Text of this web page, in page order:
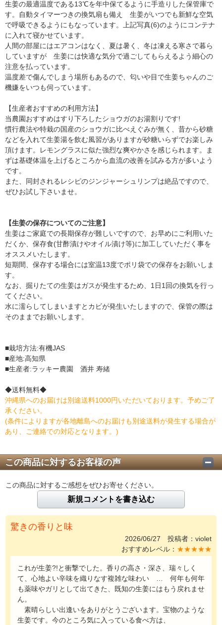
生姜の最適温度である13℃を年中保てるように手造りした保管庫で
す。自動タイマーつきの換気扇も備え 生姜がいつでも新鮮な空気
で呼吸できるようにもなっています。上記写真(6)のようにコンテナ
に入れて寝かせています。
人間の部屋にはエアコンはなく、夏は暑く、冬は凍える寒さで暮ら
していますが 生姜には快適な気分で過ごしてもらえるよう細心の
注意を払っています。
温度差で傷んでしまう場所もあるので、匂いや目で生姜ちゃんのご
機嫌をいつも伺っています。
【生産者おすすめの利用方法】
当農園おすすめはすり下ろしたショウガのお湯割りです!
慣行農法や特栽の国産のショウガに比べえぐみが無く、昔から砂糖
などを入れて生姜湯を飲む風習がありますが砂糖いらずでお楽しみ
頂けます。レモングラスに似た強烈な爽やかさを感じられます。ま
ずは基礎体温を上げるところから血流の改善を試みる方が多いよう
です。
また、同封されるレシピのジンジャーシュリンプは絶品ですので、
ぜひお試し下さいませ。
【生姜の保存についてのご注意】
生姜はご家庭での長期保存が難しいですので、お早めにご利用いた
だくか、保存食(甘酢漬けやオイル漬け等)に加工していただく事を
オススメいたします。
短期間、保存する場合には室温13度でポリ袋での保存をお願いしま
す。
なお、掘りたての生姜はガスが発生するため、1日1回の換気を行っ
てください。
水に濡らしてしまいますとカビが発生いたしますので、保管の際は
そのままでお願いします。
■栽培方法:有機JAS
■産地:高知県
■生産者:ラッキー農園 酒井 寿緒
◆送料無料◆
沖縄県へのお届けは別途送料1000円いただいております。予めご了
承ください。
(条件によりますが各地離島へのお届けも別途送料が発生する場合が
あり、ご連絡での対応となります。)
この商品に対するお客様の声
この商品に対するご感想をぜひお寄せください。
新規コメントを書き込む
驚きの香りと味
2026/06/27 投稿者：violet
おすすめレベル： ★★★★★
これが生姜?!と衝撃でした。香りの高さ・深さ、瑞々しく
て、心地よい辛味を織りなす複雑な味わい … 何年も何年
も薬味やガリとして出てきた、既知の生姜にはもう戻れませ
ん。
素晴らしい出逢いをありがとうございます。宝物のような
生姜です。今のところ気に入っている食べ方は、